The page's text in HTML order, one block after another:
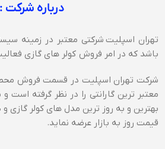
درباره شرکت :
تهران اسپلیت شرکتی معتبر در زمینه
باشد که در امر فروش کولر های گازی
شرکت تهران اسپلیت در قسمت فروش
معتبر ترین گارانتی را در نظر گرفته است
بهترین و به روز ترین مدل های کولر گازی
قیمت روز به بازار عرضه نماید.